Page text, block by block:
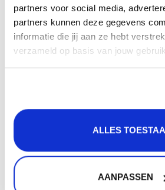
partners voor social media,
partners kunnen deze gegevens
informatie die jij aan ze hebt
verzameld op basis van jouw
ALLES
AANPASSEN
Eigenschappen
Kleur: Brons
Soort bediening: Met greep
Je krijgt 5 jaar garantie op de
mits deze gemonteerd is in
filterstopkranenset.
Filterstopkranen voorkomen dat er
binnenwerk van de kraan terecht